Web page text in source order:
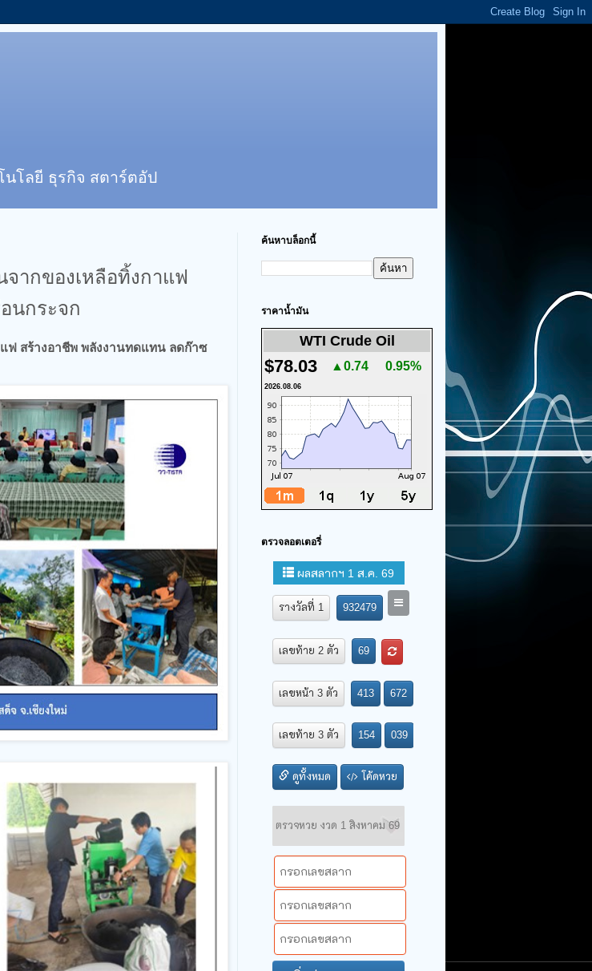
นโลยี ธุรกิจ สตาร์ตอัป
ากของเหลือทิ้งกาแฟ
นกระจก
ฟ สร้างอาชีพ พลังงานทดแทน ลดก๊าซ
ค้นหาบล็อกนี้
ราคาน้ำมัน
WTI Crude Oil
$78.03 ▲0.74 0.95%
2026.08.06
ตรวจลอตเตอรี่